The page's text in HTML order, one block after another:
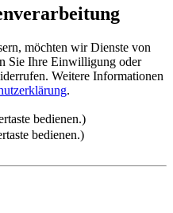
möchten wir Dienste von
Sie Ihre Einwilligung oder
Weitere Informationen
.
bedienen.)
bedienen.)